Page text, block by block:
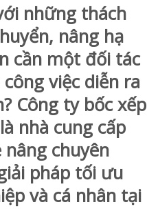
những thách
nâng hạ
cần một đối tác
việc diễn ra
Công ty bốc xếp
nhà cung cấp
chuyên
pháp tối ưu
và cá nhân tại